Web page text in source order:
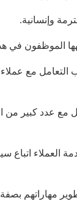
وإنسانية.
الموظفون في
مع
مع عدد كبير
اتباع
مهاراتهم